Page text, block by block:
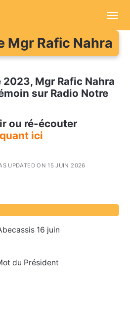
Mgr Rafic Nahra
2023, Mgr Rafic Nahra
sur Radio Notre
ou ré-écouter
ici
UPDATED ON 15 JUIN 2026
16 juin
du Président
Accueil
Annonces
d'été
plus loin